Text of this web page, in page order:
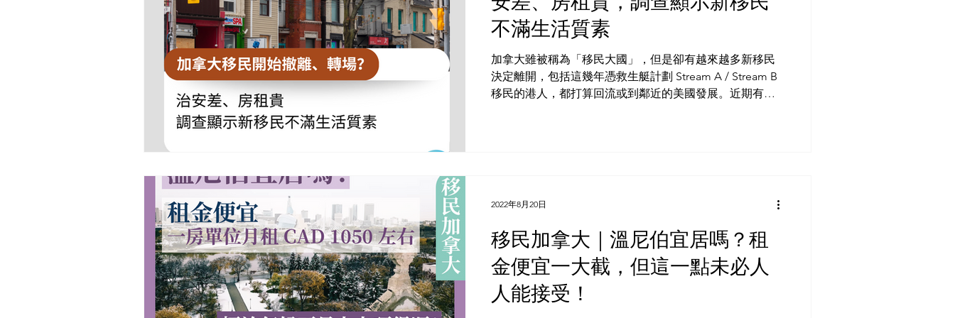
不滿生活質素
加拿大雖被稱為「移民大國」，但是卻有越來越多新移民
決定離開，包括這幾年憑救生艇計劃 Stream A / Stream B
移民的港人，都打算回流或到鄰近的美國發展。近期有調
移民加拿大｜溫尼伯宜居嗎？租
金便宜一大截，但這一點未必人
人能接受！
2022年8月20日